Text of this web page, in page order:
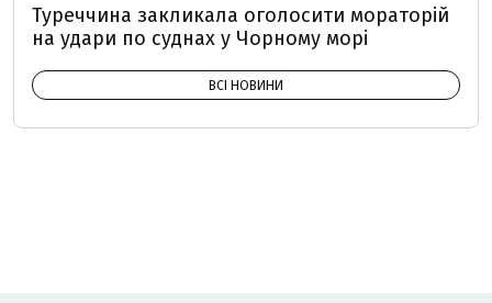
Туреччина закликала оголосити мораторій
на удари по суднах у Чорному морі
ВСІ НОВИНИ